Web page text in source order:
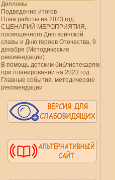
Дипломы
Подведение итогов
План работы на 2023 год
СЦЕНАРИЙ МЕРОПРИЯТИЯ,
посвященного Дню воинской
славы и Дню героев Отечества, 9
декабря (Методические
рекомендации)
В помощь детским библиотекарям
при планировании на 2023 год.
Главные события. методические
рекомендации